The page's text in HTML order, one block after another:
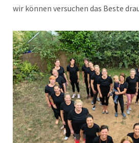
wir können versuchen das Beste